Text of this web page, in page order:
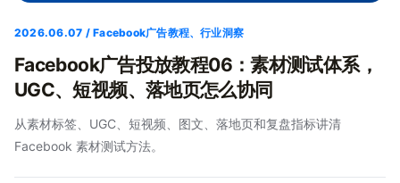
2026.06.07 / Facebook广告教程、行业洞察
Facebook广告投放教程06：素材测试体系，
UGC、短视频、落地页怎么协同
从素材标签、UGC、短视频、图文、落地页和复盘指标讲清
Facebook 素材测试方法。